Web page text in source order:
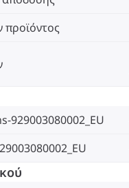
929003080002_EU